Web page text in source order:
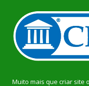
Muito mais que criar site